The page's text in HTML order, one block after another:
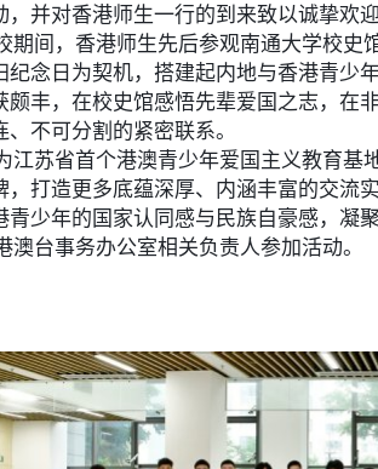
，并对香港师生一行的到来致以诚挚欢
期间，香港师生先后参观南通大学校史
纪念日为契机，搭建起内地与香港青少
颇丰，在校史馆感悟先辈爱国之志，在
、不可分割的紧密联系。
江苏省首个港澳青少年爱国主义教育基
，打造更多底蕴深厚、内涵丰富的交流
青少年的国家认同感与民族自豪感，凝
澳台事务办公室相关负责人参加活动。